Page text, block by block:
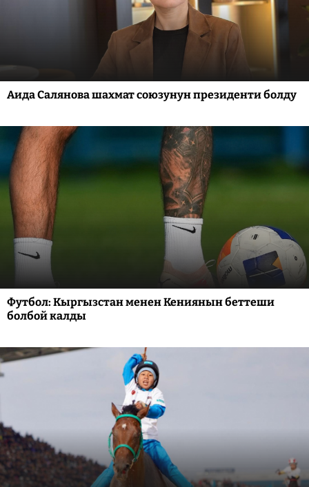
Аида Салянова шахмат союзунун президенти болду
Футбол: Кыргызстан менен Кениянын беттеши
болбой калды